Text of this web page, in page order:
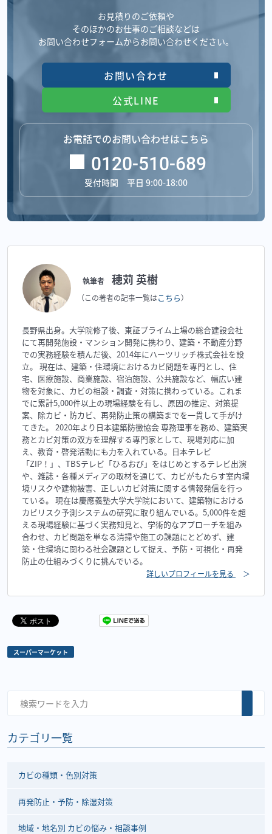
お見積りのご依頼や
そのほかのお仕事のご相談などは
お問い合わせフォームからお問い合わせください。
お問い合わせ
公式LINE
お電話でのお問い合わせはこちら
0120-510-689
受付時間 平日 9:00-18:00
執筆者 穂苅 英樹
（この著者の記事一覧はこちら）
長野県出身。大学院修了後、東証プライム上場の総合建設会社
にて再開発施設・マンション開発に携わり、建築・不動産分野
での実務経験を積んだ後、2014年にハーツリッチ株式会社を設
立。 現在は、建築・住環境におけるカビ問題を専門とし、住
宅、医療施設、商業施設、宿泊施設、公共施設など、幅広い建
物を対象に、カビの相談・調査・対策に携わっている。これま
でに累計5,000件以上の現場経験を有し、原因の推定、対策提
案、除カビ・防カビ、再発防止策の構築までを一貫して手がけ
てきた。 2020年より日本建築防黴協会 専務理事を務め、建築実
務とカビ対策の双方を理解する専門家として、現場対応に加
え、教育・啓発活動にも力を入れている。日本テレビ
「ZIP！」、TBSテレビ「ひるおび」をはじめとするテレビ出演
や、雑誌・各種メディアの取材を通じて、カビがもたらす室内環
境リスクや建物被害、正しいカビ対策に関する情報発信を行っ
ている。 現在は慶應義塾大学大学院において、建築物における
カビリスク予測システムの研究に取り組んでいる。5,000件を超
える現場経験に基づく実務知見と、学術的なアプローチを組み
合わせ、カビ問題を単なる清掃や施工の課題にとどめず、建
築・住環境に関わる社会課題として捉え、予防・可視化・再発
防止の仕組みづくりに挑んでいる。
詳しいプロフィールを見る ＞
スーパーマーケット
カテゴリ一覧
カビの種類・色別対策
再発防止・予防・除湿対策
地域・地名別 カビの悩み・相談事例